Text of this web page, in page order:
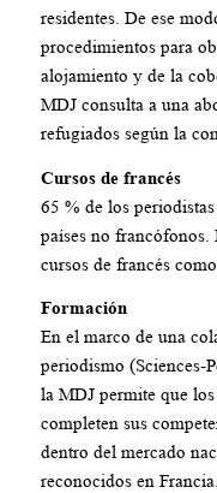
residentes. De ese
procedimientos para
alojamiento y de la
MDJ consulta a una
refugiados según la
Cursos de francés
65 % de los
países no francófonos.
cursos de francés
Formación
En el marco de una
periodismo (Sciences-
la MDJ permite que
completen sus
dentro del mercado
reconocidos en Francia.